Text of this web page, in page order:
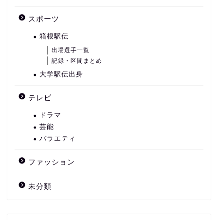
スポーツ
箱根駅伝
出場選手一覧
記録・区間まとめ
大学駅伝出身
テレビ
ドラマ
芸能
バラエティ
ファッション
未分類